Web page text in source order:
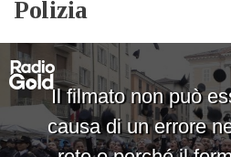
Polizia